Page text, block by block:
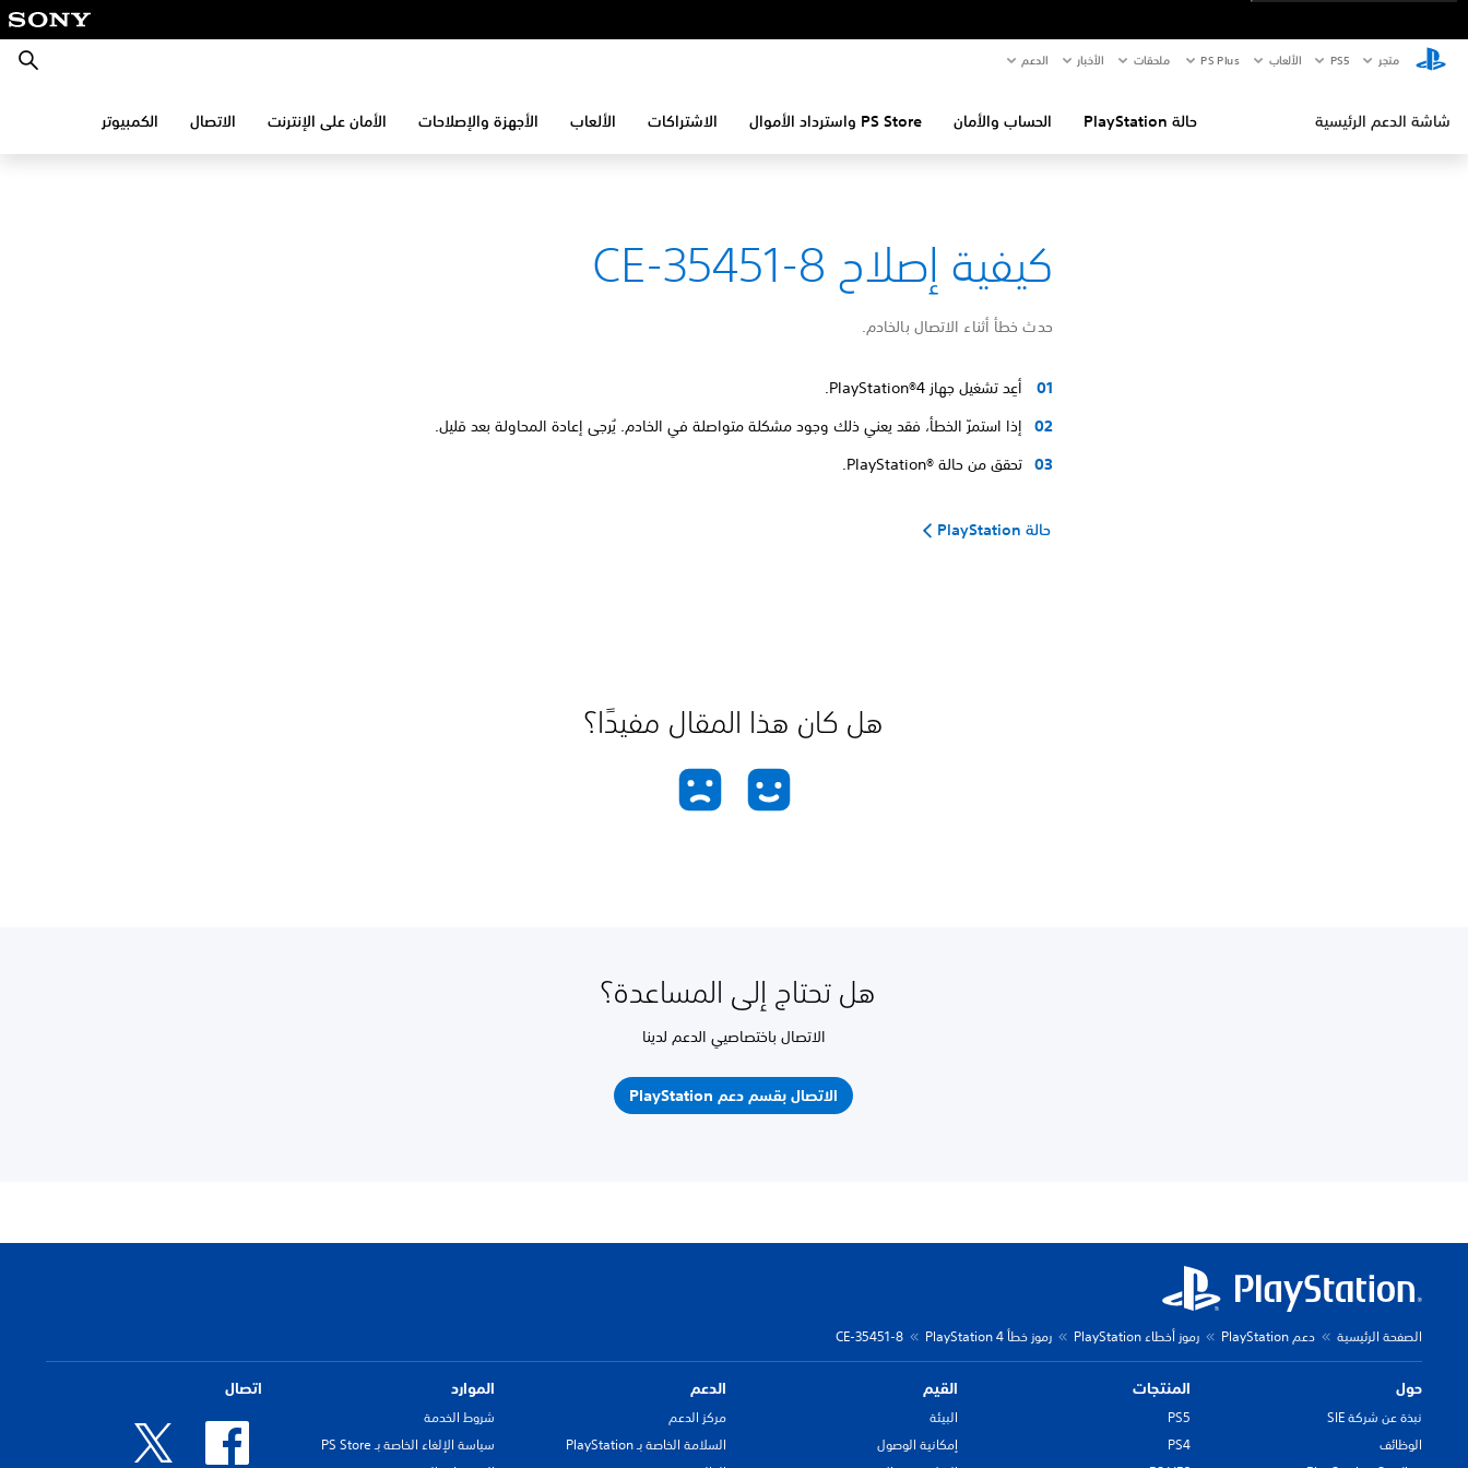
متجر PS5‏ الألعاب PS Plus ملحقات الأخبار الدعم بحث
شاشة الدعم الرئيسية حالة PlayStation الحساب والأمان PS Store واسترداد الأموال الاشتراكات الألعاب الأجهزة والإصلاحات الأمان على الإنترنت الاتصال الكمبيوتر
كيفية إصلاح CE-35451-8
حدث خطأ أثناء الاتصال بالخادم.
أعِد تشغيل جهاز PlayStation®4.
إذا استمرّ الخطأ، فقد يعني ذلك وجود مشكلة متواصلة في الخادم. يُرجى إعادة المحاولة بعد قليل.
تحقق من حالة PlayStation®‎.
حالة PlayStation
هل كان هذا المقال مفيدًا؟
هل تحتاج إلى المساعدة؟
الاتصال باختصاصيي الدعم لدينا
الاتصال بقسم دعم PlayStation
الصفحة الرئيسية دعم PlayStation رموز أخطاء PlayStation رموز خطأ PlayStation 4 CE-35451-8
حول
نبذة عن شركة SIE
الوظائف
المنتجات
PS5
PS4
القيم
البيئة
إمكانية الوصول
الدعم
مركز الدعم
السلامة الخاصة بـ PlayStation
الموارد
شروط الخدمة
سياسة الإلغاء الخاصة بـ PS Store
اتصال